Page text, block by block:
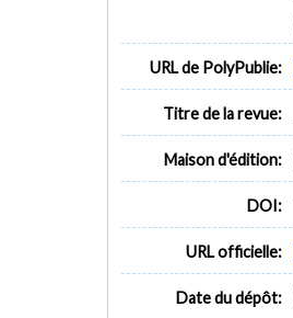
URL de PolyPublie:
Titre de la revue:
Maison d'édition:
DOI:
URL officielle:
Date du dépôt: